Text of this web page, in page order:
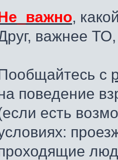
,
важнее
с
поведение
есть